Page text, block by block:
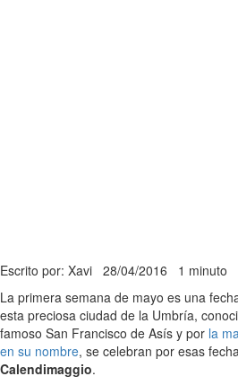
Escrito por: Xavi 28/04/2016 1 minuto
La primera semana de mayo es una
esta preciosa ciudad de la Umbría,
famoso San Francisco de Asís y por la
en su nombre, se celebran por esas
Calendimaggio.